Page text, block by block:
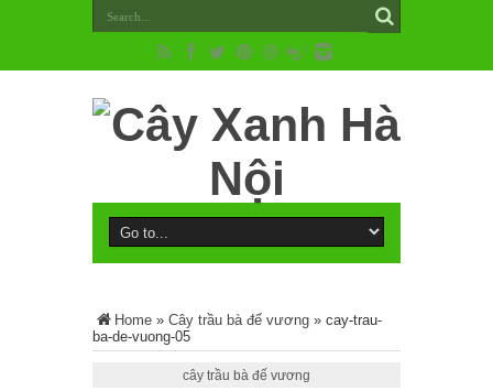
Home » Cây trầu bà đế vương » cay-trau-
ba-de-vuong-05
cây trầu bà đế vương